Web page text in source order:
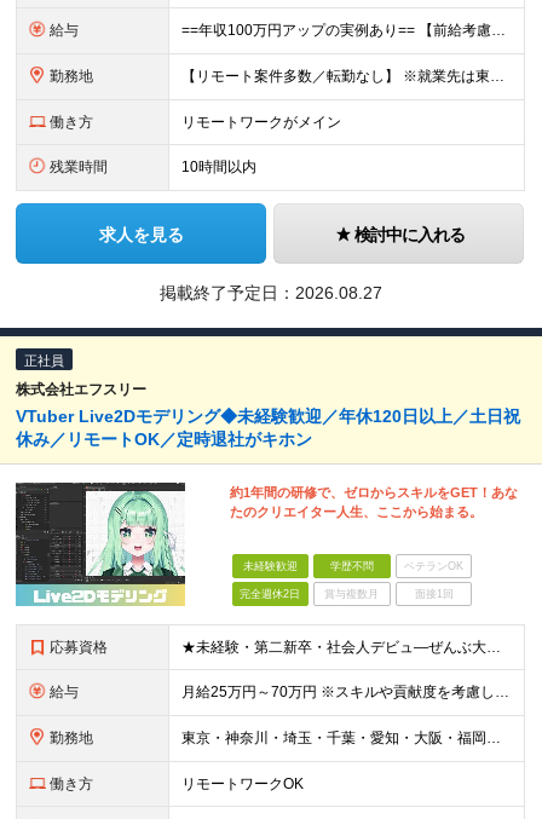
給与 ==年収100万円アップの実例あり== 【前給考慮】月給28万円～50万円＋賞与＋決算賞与 ☆別途残業代は全額支給します ※上記金額は、経験、スキル、前職給与を考慮した上で、決定します ※試用期間
勤務地 【リモート案件多数／転勤なし】 ※就業先は東京、神奈川、埼玉、千葉の各プロジェクト先になります ※現状、リモートワーク8割、フルまたはハイブリッド勤務。 一部社員は、案件スタート時など必要に応じて出勤
働き方 リモートワークがメイン
残業時間 10時間以内
求人を見る 検討中に入れる
掲載終了予定日： 2026.08.27
正社員
株式会社エフスリー
VTuber Live2Dモデリング◆未経験歓迎／年休120日以上／土日祝
休み／リモートOK／定時退社がキホン
約1年間の研修で、ゼロからスキルをGET！あな
たのクリエイター人生、ここから始まる。
未経験歓迎 学歴不問 ベテランOK
完全週休2日 賞与複数月 面接1回
応募資格 ★未経験・第二新卒・社会人デビュ―ぜんぶ大歓迎！ ★学歴・職歴は一切問いません！高卒の先輩も多数 立派な志望動機はなくてもOK！ 「アニメ・ゲームが好き」「クリエイターになりたい」 あなたの率直な気
給与 月給25万円～70万円 ※スキルや貢献度を考慮して決定します。 ※試用期間中は、契約社員（月給は20万円～＋交通費）となります。 ◆インセンティブ・臨時ボーナス制度あり ◆昇給査定あり
勤務地 東京・神奈川・埼玉・千葉・愛知・大阪・福岡のプロジェクト先 ◎事前相談のうえ、自宅から通いやすい勤務地へ配属します。 ◎転居を伴う転勤はありません ＜本社＞ 東京都目黒区大橋2丁目24-1 ハイネス
働き方 リモートワークOK